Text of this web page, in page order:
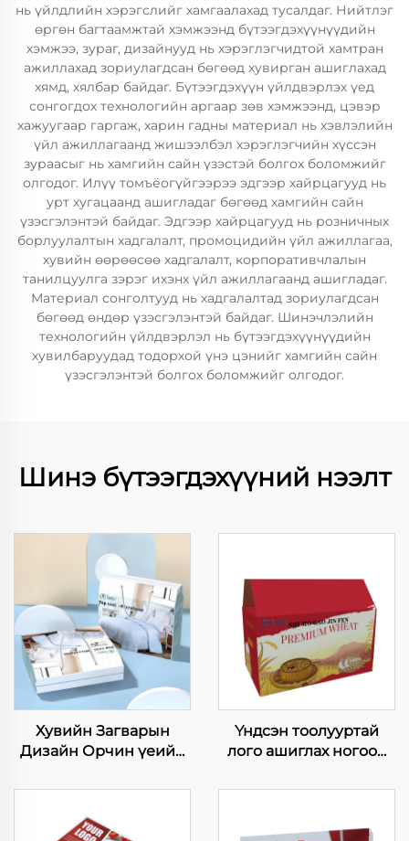
нь үйлдлийн хэрэгслийг хамгаалахад тусалдаг. Нийтлэг
өргөн багтаамжтай хэмжээнд бүтээгдэхүүнүүдийн
хэмжээ, зураг, дизайнууд нь хэрэглэгчидтой хамтран
ажиллахад зориулагдсан бөгөөд хувирган ашиглахад
хямд, хялбар байдаг. Бүтээгдэхүүн үйлдвэрлэх үед
сонгогдох технологийн аргаар зөв хэмжээнд, цэвэр
хажуугаар гаргаж, харин гадны материал нь хэвлэлийн
үйл ажиллагаанд жишээлбэл хэрэглэгчийн хүссэн
зураасыг нь хамгийн сайн үзэстэй болгох боломжийг
олгодог. Илүү томъёогүйгээрээ эдгээр хайрцагууд нь
урт хугацаанд ашигладаг бөгөөд хамгийн сайн
үзэсгэлэнтэй байдаг. Эдгээр хайрцагууд нь розничных
борлуулалтын хадгалалт, промоцидийн үйл ажиллагаа,
хувийн өөрөөсөө хадгалалт, корпоративчлалын
танилцуулга зэрэг ихэнх үйл ажиллагаанд ашигладаг.
Материал сонголтууд нь хадгалалтад зориулагдсан
бөгөөд өндөр үзэсгэлэнтэй байдаг. Шинэчлэлийн
технологийн үйлдвэрлэл нь бүтээгдэхүүнүүдийн
хувилбаруудад тодорхой үнэ цэнийг хамгийн сайн
үзэсгэлэнтэй болгох боломжийг олгодог.
Шинэ бүтээгдэхүүний нээлт
Хувийн Загварын
Дизайн Орчин үеийн
Хэрэгсэл
Шидэвүүдийн
Хавтангууд Дуветийн
Үндсэн тоолууртай
лого ашиглах ногоон
агаарын
пакетинг бокс цагаан